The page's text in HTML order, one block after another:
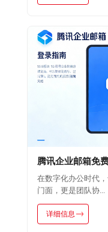
腾讯企业邮箱免
在数字化办公时代
门面，更是团队协...
详细信息